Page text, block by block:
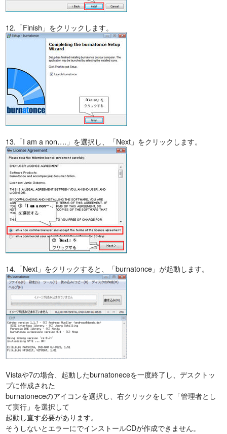
12.「Finish」をクリックします。
13.「I am a non….」を選択し、「Next」をクリックします。
14.「Next」をクリックすると、「burnatonce」が起動します。
Vistaや7の場合、起動したburnatoneceを一度終了し、デスクトッ
プに作成された
burnatoneceのアイコンを選択し、右クリックをして「管理者とし
て実行」を選択して
起動し直す必要があります。
そうしないとエラーにでインストールCDが作成できません。